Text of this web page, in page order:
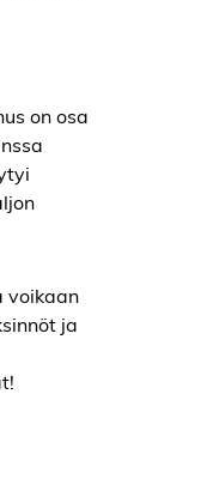
on osa
voikaan
ja